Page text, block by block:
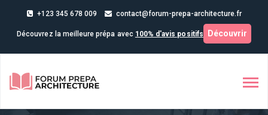
+123 345 678 009 contact@forum-prepa-architecture.fr
Découvrez la meilleure prépa avec 100% d'avis positifs Découvrir